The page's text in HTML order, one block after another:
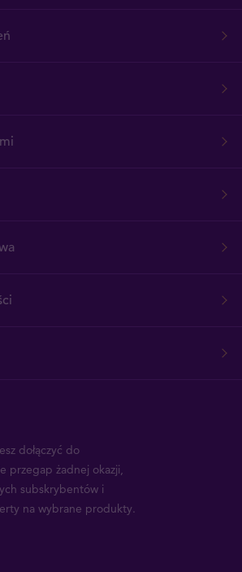
dołączyć do
przegap żadnej okazji,
subskrybentów i
na wybrane produkty.